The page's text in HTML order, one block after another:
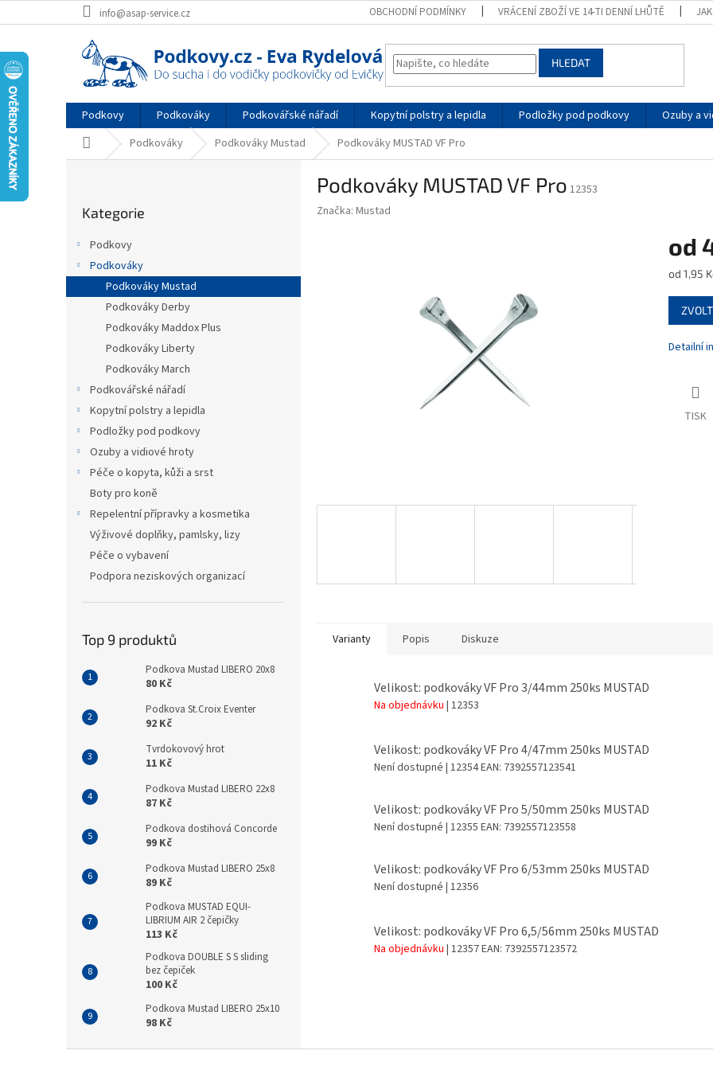
na
info@asap-service.cz OBCHODNÍ PODMÍNKY VRÁCENÍ ZBOŽÍ VE 14-TI DENNÍ LHŮTĚ
HLEDAT
Podkovy Podkováky Podkovářské nářadí Kopytní polstry a lepidla Podložky pod podkovy Ozuby a
Domů Podkováky Podkováky Mustad Podkováky MUSTAD VF Pro
n
kategorie
Kategorie
Podkovy
Podkováky
Podkováky Mustad
Podkováky Derby
Podkováky Maddox Plus
Podkováky Liberty
Podkováky March
Podkovářské nářadí
Kopytní polstry a lepidla
Podložky pod podkovy
Ozuby a vidiové hroty
Péče o kopyta, kůži a srst
Boty pro koně
Repelentní přípravky a kosmetika
Výživové doplňky, pamlsky, lizy
Péče o vybavení
Podpora neziskových organizací
Top 9 produktů
Podkova Mustad LIBERO 20x8
80 Kč
Podkova St.Croix Eventer
92 Kč
Tvrdokovový hrot
11 Kč
Podkova Mustad LIBERO 22x8
87 Kč
Podkova dostihová Concorde
99 Kč
Podkova Mustad LIBERO 25x8
89 Kč
Podkova MUSTAD EQUI-
LIBRIUM AIR 2 čepičky
113 Kč
Podkova DOUBLE S S sliding
bez čepiček
100 Kč
Podkova Mustad LIBERO 25x10
98 Kč
Podkováky MUSTAD VF Pro 12353
Značka: Mustad
od
Měrná
od 1,95
Detailní
TISK
Varianty Popis Diskuze
Velikost: podkováky VF Pro 3/44mm 250ks MUSTAD
Na objednávku | 12353
Velikost: podkováky VF Pro 4/47mm 250ks MUSTAD
Není dostupné | 12354EAN: 7392557123541
Velikost: podkováky VF Pro 5/50mm 250ks MUSTAD
Není dostupné | 12355 EAN: 7392557123558
Velikost: podkováky VF Pro 6/53mm 250ks MUSTAD
Není dostupné | 12356
Velikost: podkováky VF Pro 6,5/56mm 250ks MUSTAD
Na objednávku | 12357EAN: 7392557123572